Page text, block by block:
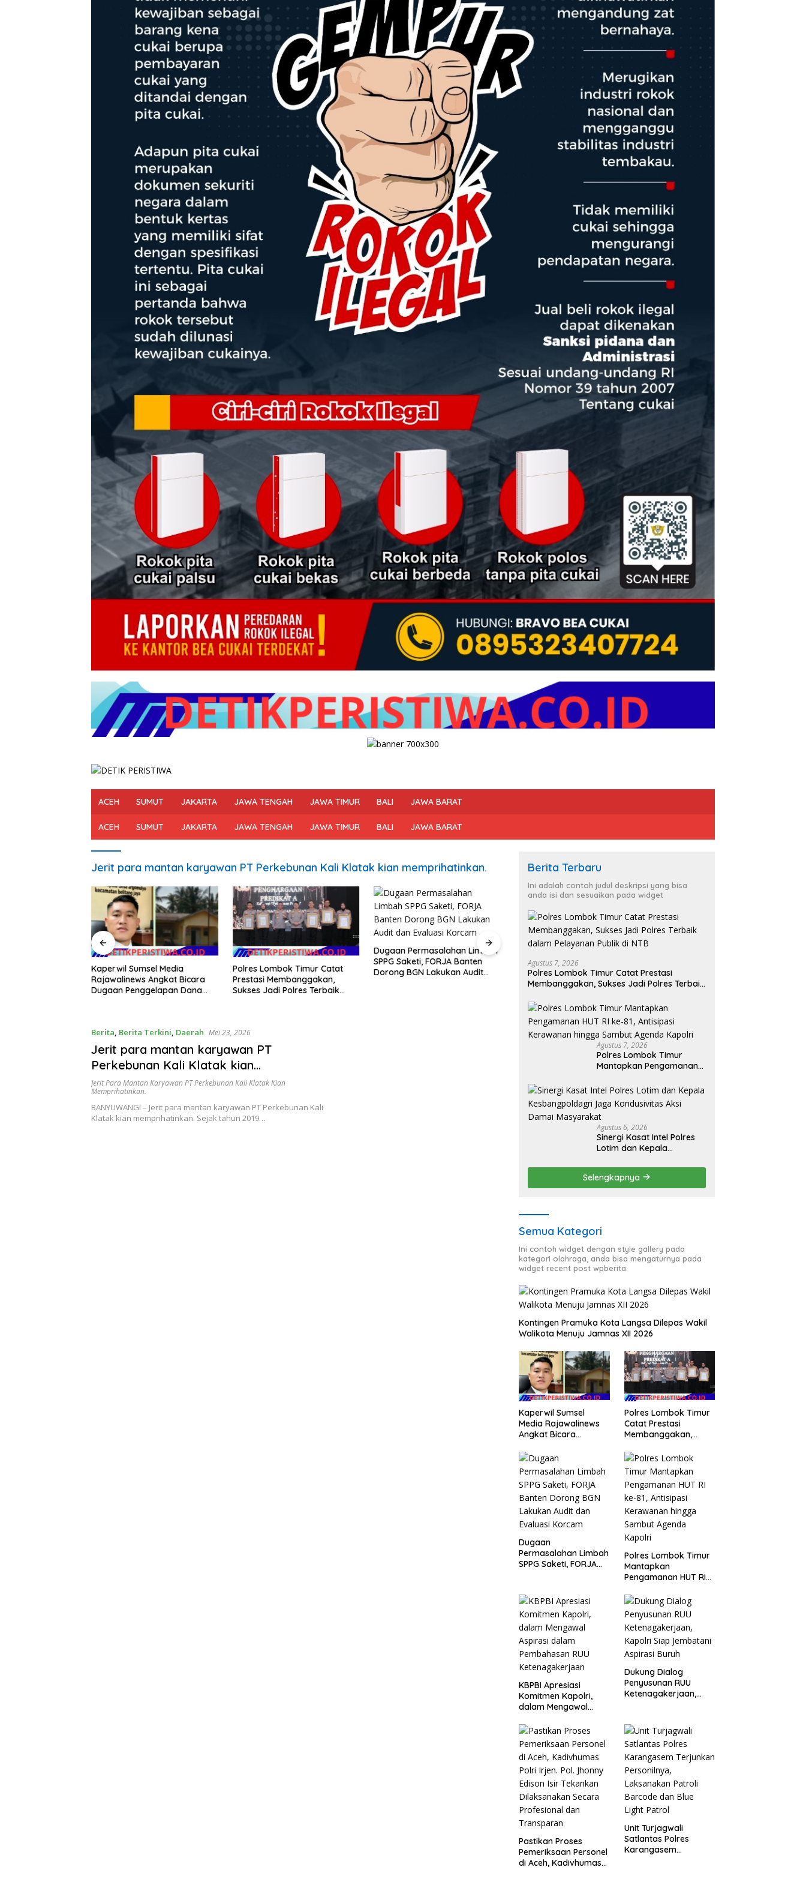
ACEH SUMUT JAKARTA JAWA TENGAH JAWA TIMUR BALI JAWA BARAT
ACEH SUMUT JAKARTA JAWA TENGAH JAWA TIMUR BALI JAWA BARAT
Jerit para mantan karyawan PT Perkebunan Kali Klatak kian memprihatinkan.
Kaperwil Sumsel Media
Rajawalinews Angkat Bicara
Dugaan Penggelapan Dana
Pembangunan
Polres Lombok Timur Catat
Prestasi Membanggakan,
Sukses Jadi Polres Terbaik
Dugaan Permasalahan Limbah
SPPG Saketi, FORJA Banten
Dorong BGN Lakukan Audit
Polres Lombok Timur
Mantapkan Pengamanan HUT
RI ke-81, Antisipasi Kerawanan
hingga Sambut Agenda Kapolri
Aspirasi dalam Pembahasan
RUU Ketenagakerjaan
Berita, Berita Terkini, Daerah Mei 23, 2026
Jerit para mantan karyawan PT
Perkebunan Kali Klatak kian
memprihatinkan.
Jerit Para Mantan Karyawan PT Perkebunan Kali Klatak Kian
Memprihatinkan.
BANYUWANGI – Jerit para mantan karyawan PT Perkebunan Kali
Klatak kian memprihatinkan. Sejak tahun 2019…
Berita Terbaru
Ini adalah contoh judul deskripsi yang bisa
anda isi dan sesuaikan pada widget
Agustus 7, 2026
Polres Lombok Timur Catat Prestasi
Membanggakan, Sukses Jadi Polres Terbaik
Agustus 7, 2026
Polres Lombok Timur
Mantapkan Pengamanan
Kerawanan hingga
Sambut Agenda Kapolri
Agustus 6, 2026
Sinergi Kasat Intel Polres
Lotim dan Kepala
Kondusivitas Aksi Damai
Masyarakat
Selengkapnya
Semua Kategori
Ini contoh widget dengan style gallery pada
kategori olahraga, anda bisa mengaturnya pada
widget recent post wpberita.
Kontingen Pramuka Kota Langsa Dilepas Wakil
Walikota Menuju Jamnas XII 2026
Kaperwil Sumsel
Media Rajawalinews
Angkat Bicara
Dana Desa Rp 84
Juta, Kades
Argomulyo Belitang
Jaya Hilang 3 Bulan
Bawa Anggaran
Pembangunan
Polres Lombok Timur
Catat Prestasi
Membanggakan,
Terbaik dalam
Pelayanan Publik di
NTB
Dugaan
Permasalahan Limbah
SPPG Saketi, FORJA
Evaluasi Korcam
Polres Lombok Timur
Mantapkan
Pengamanan HUT RI
Kerawanan hingga
Sambut Agenda
Kapolri
KBPBI Apresiasi
Komitmen Kapolri,
dalam Mengawal
Pembahasan RUU
Ketenagakerjaan
Dukung Dialog
Penyusunan RUU
Ketenagakerjaan,
Buruh
Pastikan Proses
Pemeriksaan Personel
di Aceh, Kadivhumas
Unit Turjagwali
Satlantas Polres
Karangasem